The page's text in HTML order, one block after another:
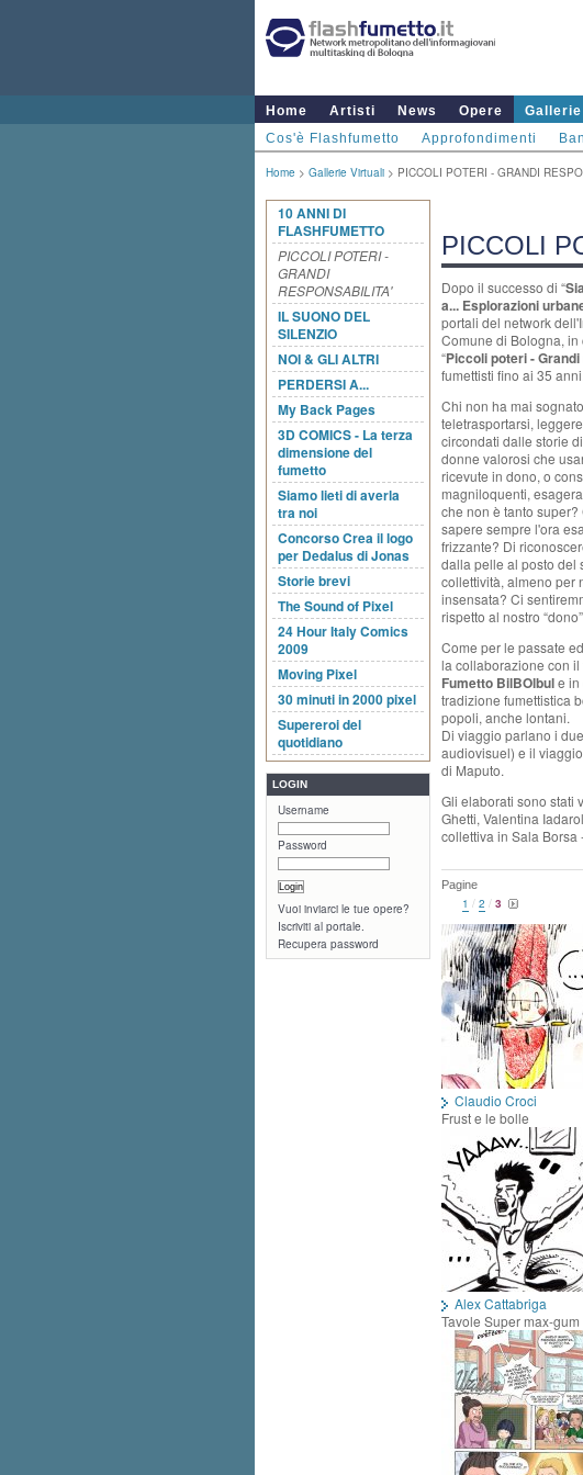
Home Artisti News Opere
Cos'è Flashfumetto
Approfondimenti
Home > Gallerie Virtuali > PICCOLI POTERI - GRANDI
10 ANNI DI
FLASHFUMETTO
PICCOLI POTERI -
GRANDI
RESPONSABILITA'
IL SUONO DEL
SILENZIO
NOI & GLI ALTRI
PERDERSI A...
My Back Pages
3D COMICS - La terza
dimensione del
fumetto
Siamo lieti di averla
tra noi
Concorso Crea il logo
per Dedalus di Jonas
Storie brevi
The Sound of Pixel
24 Hour Italy Comics
2009
Moving Pixel
30 minuti in 2000 pixel
Supereroi del
quotidiano
LOGIN
Username
Password
Vuoi inviarci le tue opere?
Iscriviti al portale.
Recupera password
PICCOLI
Dopo il successo di “
a... Esplorazioni
portali del network
Comune di Bologna,
“Piccoli poteri -
fumettisti fino ai 35 anni.
Chi non ha mai
teletrasportarsi,
circondati dalle storie
donne valorosi che
ricevute in dono, o
magniloquenti,
che non è tanto
sapere sempre l'ora
frizzante? Di
dalla pelle al posto del
collettività, almeno per
insensata? Ci
rispetto al nostro
Come per le passate
la collaborazione con
Fumetto BilBOlbule in
tradizione fumettistica
popoli, anche lontani.
Di viaggio parlano i
audiovisuel) e il
di Maputo.
Gli elaborati sono stati
Ghetti, Valentina
collettiva in Sala Borsa
Pagine
1 / 2 / 3
Claudio Croci
Frust e le bolle
Alex Cattabriga
Tavole Super max-gum